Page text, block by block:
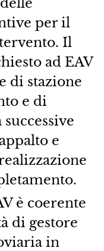
per il
Il
ad EAV
di stazione
e di
e
è coerente
di gestore
in